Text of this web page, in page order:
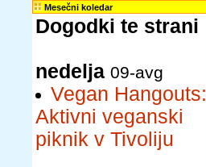
Mesečni koledar
Dogodki te strani
nedelja 09-avg
Vegan Hangouts:
Aktivni veganski
piknik v Tivoliju